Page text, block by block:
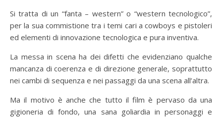
Si tratta di un “fanta – western” o “western tecnologico”,
per la sua commistione tra i temi cari a cowboys e pistoleri
ed elementi di innovazione tecnologica e pura inventiva.
La messa in scena ha dei difetti che evidenziano qualche
mancanza di coerenza e di direzione generale, soprattutto
nei cambi di sequenza e nei passaggi da una scena all’altra.
Ma il motivo è anche che tutto il film è pervaso da una
gigioneria di fondo, una sana goliardia in personaggi e